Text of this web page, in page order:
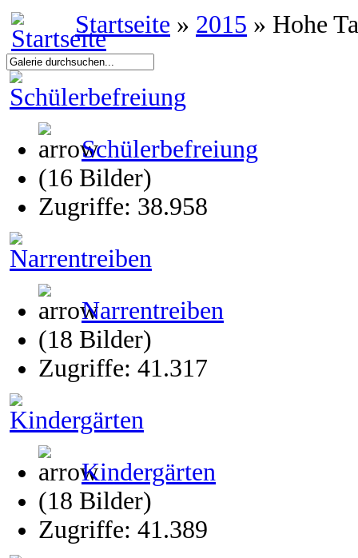
Startseite » 2015 » Hohe
Schülerbefreiung
(16 Bilder)
Zugriffe: 38.958
Narrentreiben
(18 Bilder)
Zugriffe: 41.317
Kindergärten
(18 Bilder)
Zugriffe: 41.389